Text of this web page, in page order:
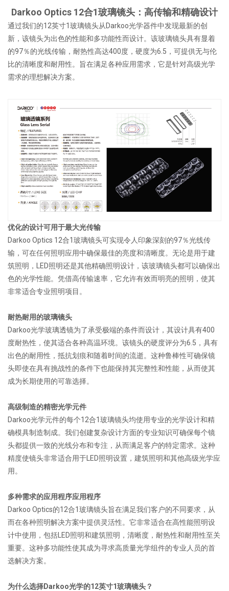
Darkoo Optics 12合1玻璃镜头：高传输和精确设计
通过我们的12英寸1玻璃镜头从Darkoo光学器件中发现最新的创
新，该镜头为出色的性能和多功能性而设计。该玻璃镜头具有显着
的97％的光线传输，耐热性高达400度，硬度为6.5，可提供无与伦
比的清晰度和耐用性。旨在满足各种应用需求，它是针对高级光学
需求的理想解决方案。
优化的设计可用于最大光传输
Darkoo Optics 12合1玻璃镜头可实现令人印象深刻的97％光线传
输，可在任何照明应用中确保最佳的亮度和清晰度。无论是用于建
筑照明，LED照明还是其他精确照明设计，该玻璃镜头都可以确保出
色的光学性能。凭借高传输速率，它允许有效而明亮的照明，使其
非常适合专业照明项目。
耐热耐用的玻璃镜头
Darkoo光学玻璃透镜为了承受极端的条件而设计，其设计具有400
度耐热性，使其适合各种高温环境。该镜头的硬度评分为6.5，具有
出色的耐用性，抵抗划痕和随着时间的流逝。这种鲁棒性可确保镜
头即使在具有挑战性的条件下也能保持其完整性和性能，从而使其
成为长期使用的可靠选择。
高级制造的精密光学元件
Darkoo光学元件的每个12合1玻璃镜头均使用专业的光学设计和精
确模具制造制成。我们创建复杂设计方面的专业知识可确保每个镜
头都提供一致的光线分布和专注，从而满足客户的特定需求。这种
精度使镜头非常适合用于LED照明设置，建筑照明和其他高级光学应
用。
多种需求的应用程序应用程序
Darkoo Optics的12合1玻璃镜头旨在满足我们客户的不同要求，从
而在各种照明解决方案中提供灵活性。它非常适合在高性能照明设
计中使用，包括LED照明和建筑照明，清晰度，耐热性和耐用性至关
重要。这种多功能性使其成为寻求高质量光学组件的专业人员的首
选解决方案。
为什么选择Darkoo光学的12英寸1玻璃镜头？